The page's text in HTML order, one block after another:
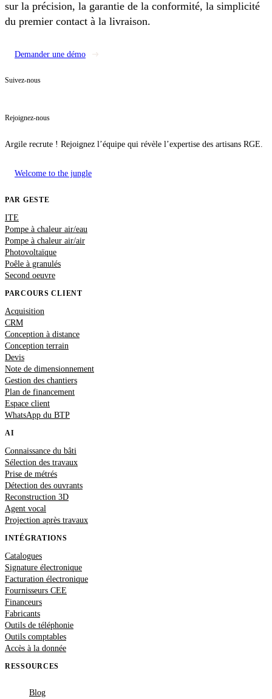
sur la précision, la garantie de la conformité, la simplicité
du premier contact à la livraison.
Demander une démo
Suivez-nous
Rejoignez-nous
Argile recrute ! Rejoignez l’équipe qui révèle l’expertise des artisans RGE.
Welcome to the jungle
PAR GESTE
ITE
Pompe à chaleur air/eau
Pompe à chaleur air/air
Photovoltaïque
Poêle à granulés
Second oeuvre
PARCOURS CLIENT
Acquisition
CRM
Conception à distance
Conception terrain
Devis
Note de dimensionnement
Gestion des chantiers
Plan de financement
Espace client
WhatsApp du BTP
AI
Connaissance du bâti
Sélection des travaux
Prise de métrés
Détection des ouvrants
Reconstruction 3D
Agent vocal
Projection après travaux
INTÉGRATIONS
Catalogues
Signature électronique
Facturation électronique
Fournisseurs CEE
Financeurs
Fabricants
Outils de téléphonie
Outils comptables
Accès à la donnée
RESSOURCES
Blog